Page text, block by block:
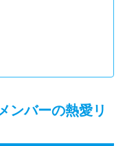
ンバーの熱愛リ